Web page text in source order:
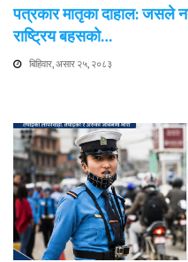
पत्रकार मातृका दाहाल: जसले
राष्ट्रिय बहसको…
बिहिवार, असार २५, २०८३